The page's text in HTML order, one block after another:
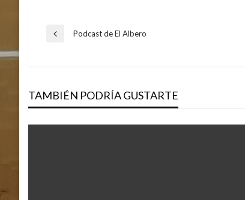
Navegación
entradas
Entrada
Podcast de El Albero
TAMBIÉN PODRÍA GUSTARTE